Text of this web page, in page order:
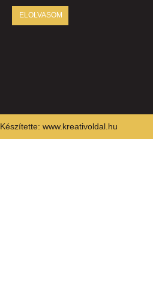
ELOLVASOM
Készítette: www.kreativoldal.hu